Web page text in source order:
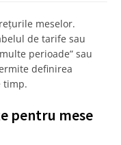
meselor.
de tarife sau
perioade” sau
definirea
timp.
pentru mese